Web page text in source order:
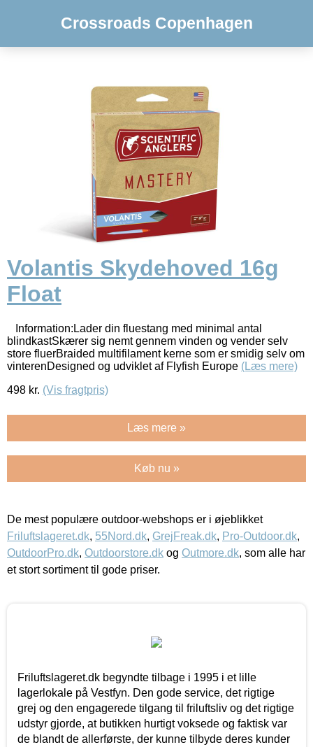
Crossroads Copenhagen
Volantis Skydehoved 16g
Float
Information:Lader din fluestang med minimal antal
blindkastSkærer sig nemt gennem vinden og vender selv
store fluerBraided multifilament kerne som er smidig selv om
vinterenDesigned og udviklet af Flyfish Europe (Læs mere)
498 kr. (Vis fragtpris)
Læs mere »
Køb nu »
De mest populære outdoor-webshops er i øjeblikket
Friluftslageret.dk, 55Nord.dk, GrejFreak.dk, Pro-Outdoor.dk,
OutdoorPro.dk, Outdoorstore.dk og Outmore.dk, som alle har
et stort sortiment til gode priser.
Friluftslageret.dk begyndte tilbage i 1995 i et lille
lagerlokale på Vestfyn. Den gode service, det rigtige
grej og den engagerede tilgang til friluftsliv og det rigtige
udstyr gjorde, at butikken hurtigt voksede og faktisk var
de blandt de allerførste, der kunne tilbyde deres kunder